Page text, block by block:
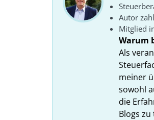
Autor
Mitglied
Warum
Als
meiner
sowohl
die
Blogs